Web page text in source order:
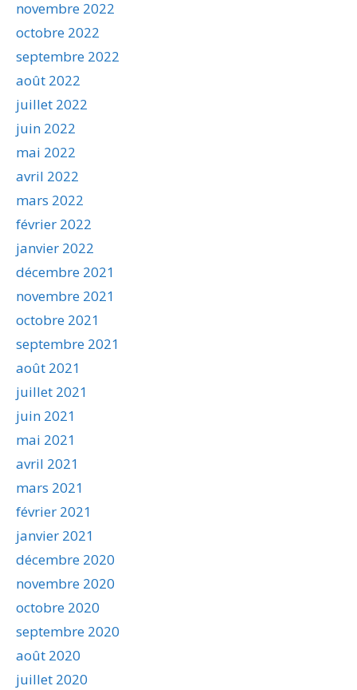
novembre 2022
octobre 2022
septembre 2022
août 2022
juillet 2022
juin 2022
mai 2022
avril 2022
mars 2022
février 2022
janvier 2022
décembre 2021
novembre 2021
octobre 2021
septembre 2021
août 2021
juillet 2021
juin 2021
mai 2021
avril 2021
mars 2021
février 2021
janvier 2021
décembre 2020
novembre 2020
octobre 2020
septembre 2020
août 2020
juillet 2020